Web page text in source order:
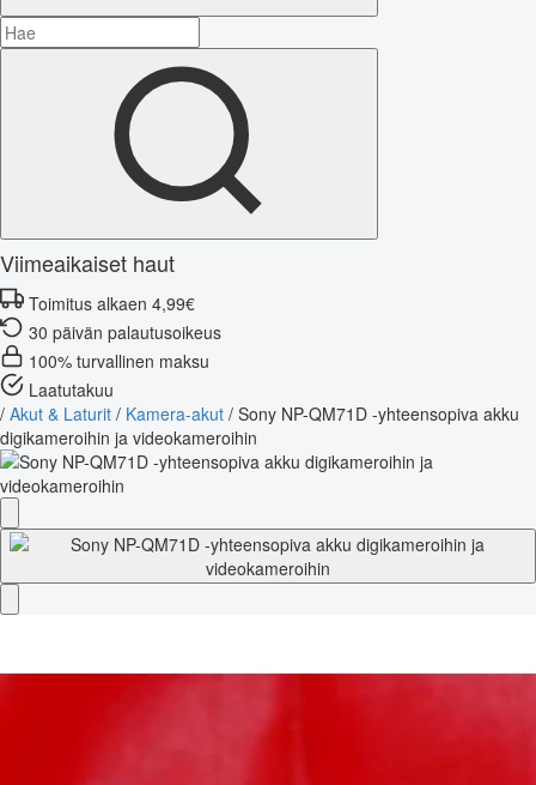
Viimeaikaiset haut
Toimitus alkaen 4,99€
30 päivän palautusoikeus
100% turvallinen maksu
Laatutakuu
/ Akut & Laturit / Kamera-akut / Sony NP-QM71D -yhteensopiva akku
digikameroihin ja videokameroihin